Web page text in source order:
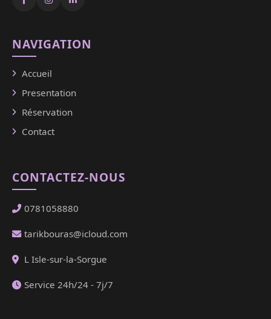
NAVIGATION
Accueil
Presentation
Réservation
Contact
CONTACTEZ-NOUS
0781058880
tarikbouras@icloud.com
L Isle-sur-la-Sorgue
Service 24h/24 - 7j/7